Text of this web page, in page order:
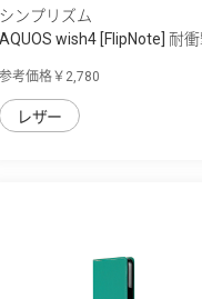
シンプリズム
AQUOS wish4 [FlipNote] 耐
参考価格￥2,780
レザー